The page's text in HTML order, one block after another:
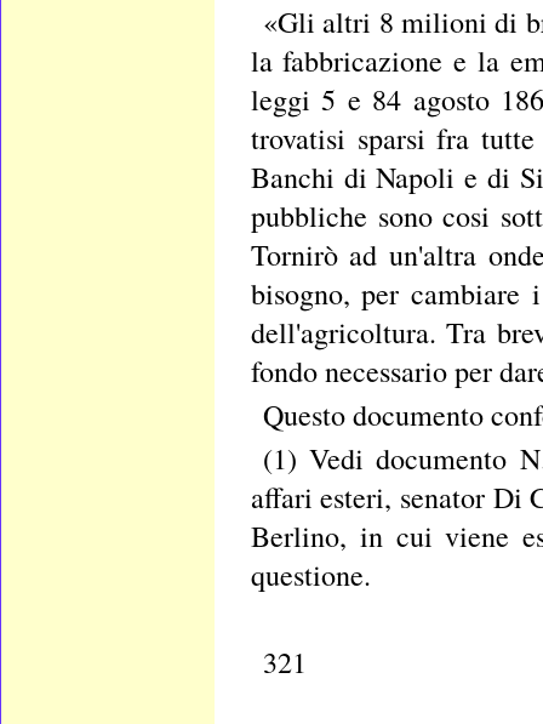
«Gli altri 8 milioni di
la fabbricazione e la
leggi 5 e 84 agosto
trovatisi sparsi fra
Banchi di Napoli e di
pubbliche sono cosi
Tornirò ad un'altra
bisogno, per
dell'agricoltura. Tra
fondo necessario per
Questo documento
(1) Vedi documento
affari esteri, senator Di
Berlino, in cui viene
questione.
321